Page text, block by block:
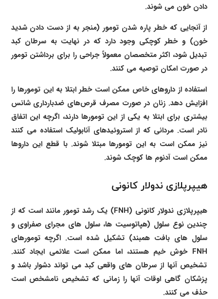
دادن خون می شوند.
از آنجایی که خطر پاره شدن تومور (منجر به از دست دادن شدید
خون) و خطر کوچکی وجود دارد که در نهایت به سرطان کبد
تبدیل شود، اکثر متخصصان معمولاً جراحی را برای برداشتن تومور
در صورت امکان توصیه می کنند.
استفاده از داروهای خاص ممکن است خطر ابتلا به این تومورها را
افزایش دهد. زنان در صورت مصرف قرص‌های ضدبارداری شانس
بیشتری برای ابتلا به یکی از این تومورها دارند، اگرچه این اتفاق
نادر است. مردانی که از استروئیدهای آنابولیک استفاده می کنند
نیز ممکن است به این تومورها مبتلا شوند. با قطع این داروها
ممکن است آدنوم ها کوچک شوند.
هیپرپلازی ندولار کانونی
هیپرپلازی ندولار کانونی (FNH) یک رشد تومور مانند است که از
چندین نوع سلول (هپاتوسیت ها، سلول های مجرای صفراوی و
سلول های بافت همبند) تشکیل شده است. اگرچه تومورهای
FNH خوش خیم هستند، اما ممکن است علائمی ایجاد کنند.
تشخیص آنها از سرطان های واقعی کبد می تواند دشوار باشد و
پزشکان گاهی اوقات آنها را زمانی که تشخیص نامشخص است
حذف می کنند.